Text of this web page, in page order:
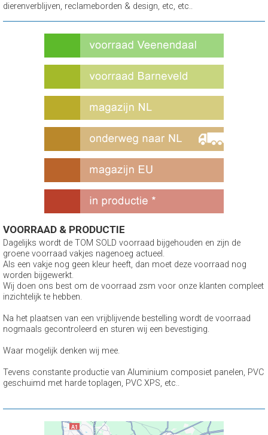
dierenverblijven, reclameborden & design, etc, etc..
VOORRAAD & PRODUCTIE
Dagelijks wordt de TOM SOLD voorraad bijgehouden en zijn de
groene voorraad vakjes nagenoeg actueel.
Als een vakje nog geen kleur heeft, dan moet deze voorraad nog
worden bijgewerkt.
Wij doen ons best om de voorraad zsm voor onze klanten compleet
inzichtelijk te hebben.
Na het plaatsen van een vrijblijvende bestelling wordt de voorraad
nogmaals gecontroleerd en sturen wij een bevestiging.
Waar mogelijk denken wij mee.
Tevens constante productie van Aluminium composiet panelen, PVC
geschuimd met harde toplagen, PVC XPS, etc..